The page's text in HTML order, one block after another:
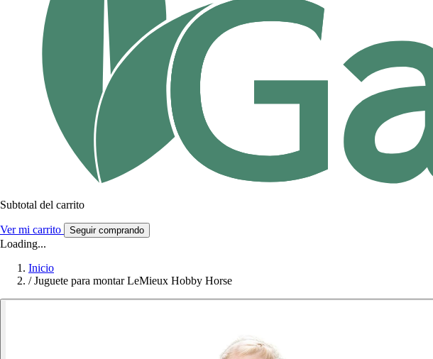
Subtotal del carrito
Ver mi carrito Seguir comprando
Loading...
Inicio
/ Juguete para montar LeMieux Hobby Horse